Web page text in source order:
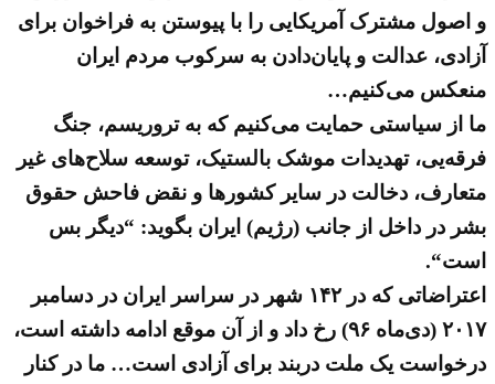
و اصول مشترک آمریکایی را با پیوستن به فراخوان برای
آزادی، عدالت و پایان‌دادن به سرکوب مردم ایران
منعکس می‌کنیم…
ما از سیاستی حمایت می‌کنیم که به تروریسم، جنگ
فرقه‌یی، تهدیدات موشک بالستیک، توسعه سلاح‌های غیر
متعارف، دخالت در سایر کشورها و نقض فاحش حقوق
بشر در داخل از جانب (رژیم) ایران بگوید: “دیگر بس
است“.
اعتراضاتی که در ۱۴۲ شهر در سراسر ایران در دسامبر
۲۰۱۷ (دی‌ماه ۹۶) رخ داد و از آن موقع ادامه داشته است،
درخواست یک ملت دربند برای آزادی است… ما در کنار